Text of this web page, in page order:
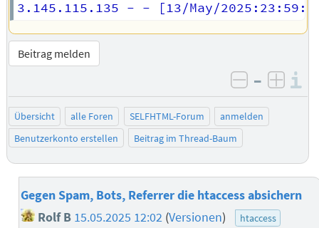
Beitrag melden
negativ
–
Übersicht alle Foren SELFHTML-Forum
anmelden
Benutzerkonto erstellen
Beitrag im Thread-Baum
Gegen Spam, Bots, Referrer die htaccess absichern
Rolf B 15.05.2025 12:02 (Versionen) htaccess